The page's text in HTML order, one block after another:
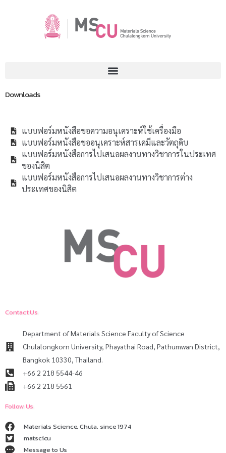
Downloads
แบบฟอร์มหนังสือขอความอนุเคราะห์ใช้เครื่องมือ
แบบฟอร์มหนังสือขออนุเคราะห์สารเคมีและวัตถุดิบ
แบบฟอร์มหนังสือการไปเสนอผลงานทางวิชาการในประเทศ
ของนิสิต
แบบฟอร์มหนังสือการไปเสนอผลงานทางวิชาการต่าง
ประเทศของนิสิต
Contact Us
Department of Materials Science Faculty of Science
Chulalongkorn University, Phayathai Road, Pathumwan District,
Bangkok 10330, Thailand.
+66 2 218 5544-46
+66 2 218 5561
Follow Us
Materials Science, Chula, since 1974
matscicu
Message to Us